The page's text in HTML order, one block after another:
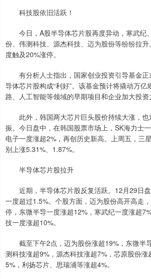
科技股依旧活跃！
今日，A股半导体芯片股再度异动，寒武纪
份、伟测科技、源杰科技、迈为股份等纷纷拉
度触及20%涨停。
有分析人士指出，国家创业投资引导基金正
导体芯片股构成“利好”。该基金预计将撬动万亿
路、人工智能等领域的早期项目和企业加大投资
此外，韩国两大芯片巨头股价持续大涨，也
振。今日盘中，在韩国股票市场上，SK海力士
电子一度涨超2%，再创历史新高。上周五，三
别上涨5.31%、1.87%。
半导体芯片股拉升
近期，半导体芯片股反复活跃。12月29日
一度超过1.5%。个股方面，迈为股份高开高走
停，东微半导一度涨超12%，寒武纪一度涨超
技一度涨超10%。
截至下午2点，迈为股份涨超19%，东微半
测科技涨超9%，源杰科技涨超7%，芯原股份涨
5%，利扬芯片、思瑞浦等涨超4%。